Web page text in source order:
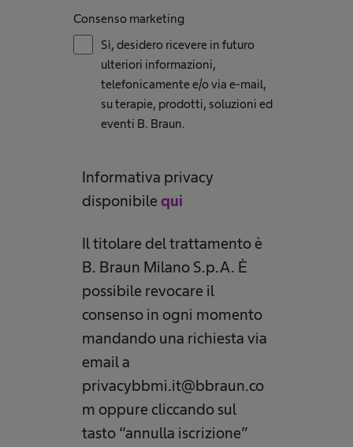
Consenso marketing
Sì, desidero ricevere in futuro
ulteriori informazioni,
telefonicamente e/o via e-mail,
su terapie, prodotti, soluzioni ed
eventi B. Braun.
Informativa privacy
disponibile qui
Il titolare del trattamento è
B. Braun Milano S.p.A. È
possibile revocare il
consenso in ogni momento
mandando una richiesta via
email a
privacybbmi.it@bbraun.co
m oppure cliccando sul
tasto “annulla iscrizione”